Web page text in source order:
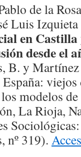
de la
Luis
en
desde el
B. y
viejos
modelos
La Rioja,
nº 319).